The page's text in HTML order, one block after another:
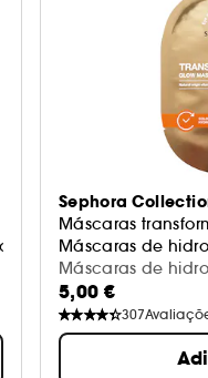
olhos
Sephora
Máscaras
Máscaras de
Máscaras de
luminosidade dos
par)
5,00 €
307